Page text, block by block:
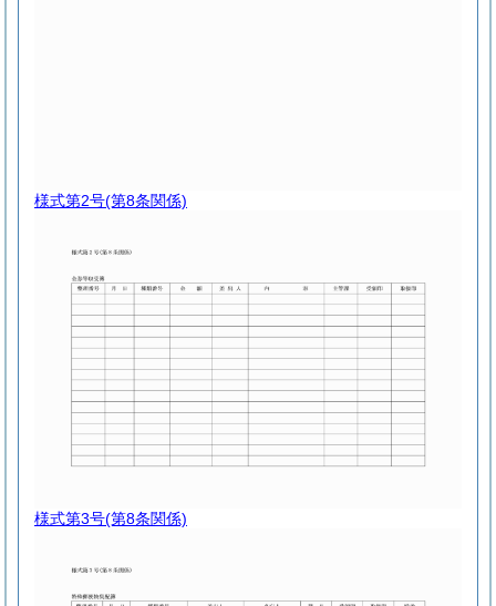
様式第2号(第8条関係)
様式第3号(第8条関係)